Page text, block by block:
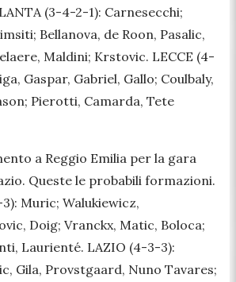
(3-4-2-1): Carnesecchi;
Bellanova, de Roon, Pasalic,
Maldini; Krstovic. LECCE (4-
Gaspar, Gabriel, Gallo; Coulbaly,
Pierotti, Camarda, Tete
a Reggio Emilia per la gara
Queste le probabili formazioni.
Muric; Walukiewicz,
Doig; Vranckx, Matic, Boloca;
Laurienté. LAZIO (4-3-3):
Gila, Provstgaard, Nuno Tavares;